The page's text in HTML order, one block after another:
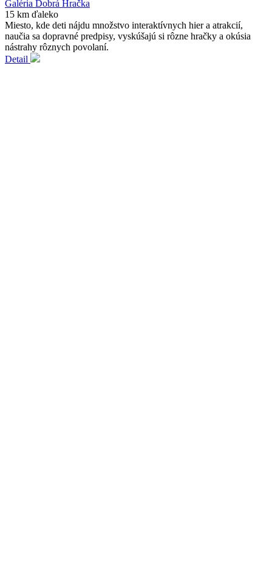
Galéria Dobrá Hračka
15 km ďaleko
Miesto, kde deti nájdu množstvo interaktívnych hier a atrakcií,
naučia sa dopravné predpisy, vyskúšajú si rôzne hračky a okúsia
nástrahy rôznych povolaní.
Detail